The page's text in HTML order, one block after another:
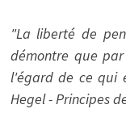
"La liberté de
démontre que
l'égard de ce qui
Hegel - Principes